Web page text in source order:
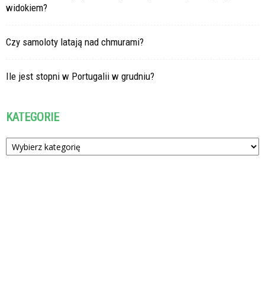
widokiem?
Czy samoloty latają nad chmurami?
Ile jest stopni w Portugalii w grudniu?
KATEGORIE
Kategorie